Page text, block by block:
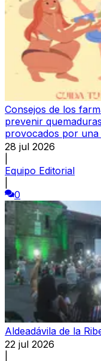
Consejos de los
prevenir
provocados por una
28 jul 2026
Equipo Editorial
0
Aldeadávila de la
22 jul 2026